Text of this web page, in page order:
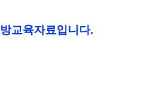
교육자료입니다.